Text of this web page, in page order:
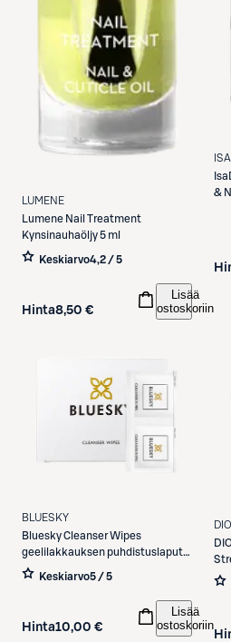
LUMENE
Lumene Nail Treatment
Kynsinauhaöljy 5 ml
Keskiarvo4,2 / 5
Hinta8,50 €
Lisää
ostoskoriin
&
BLUESKY
BlueskyCleanser Wipes
geelilakkauksen puhdistuslaput
100 kpl
Keskiarvo5 / 5
Hinta10,00 €
Lisää
ostoskoriin